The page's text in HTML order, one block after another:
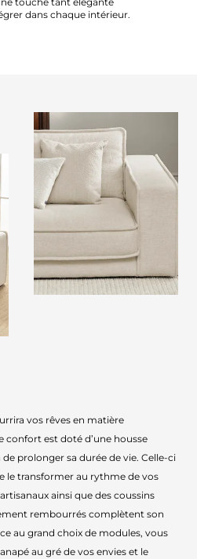
dans chaque intérieur.
vos rêves en matière
confort est doté d’une housse
prolonger sa durée de vie. Celle-ci
le transformer au rythme de vos
ainsi que des coussins
rembourrés complètent son
au grand choix de modules, vous
au gré de vos envies et le